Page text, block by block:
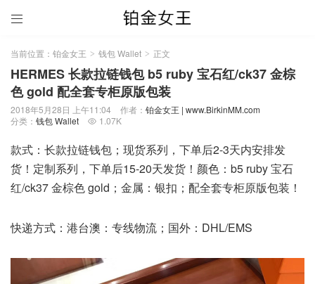

当前位置： 铂金女王 > 钱包 Wallet > 正文
HERMES 长款拉链钱包 b5 ruby 宝石红/ck37 金棕
色 gold 配全套专柜原版包装
2018年5月28日 上午11:04 作者： 铂金女王 | www.BirkinMM.com
分类： 钱包 Wallet  1.07K
款式：长款拉链钱包；现货系列，下单后2-3天内安排发
货！定制系列，下单后15-20天发货！颜色：b5 ruby 宝石
红/ck37 金棕色 gold；金属：银扣；配全套专柜原版包装！
快递方式：港台澳：专线物流；国外：DHL/EMS